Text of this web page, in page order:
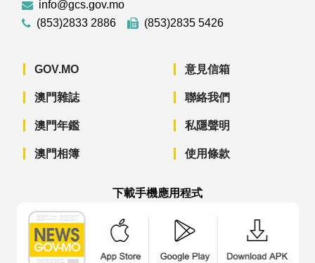
info@gcs.gov.mo
(853)2833 2886
(853)2835 5426
GOV.MO
澳門雜誌
澳門年鑑
澳門相簿
意見信箱
聯絡我們
私隱聲明
使用條款
下載手機應用程式